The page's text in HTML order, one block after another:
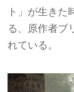
ト」が生きた
る、原作者ブ
れている。